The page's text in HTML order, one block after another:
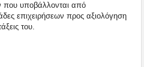
που υποβάλλονται από
επιχειρήσεων προς αξιολόγηση
του.